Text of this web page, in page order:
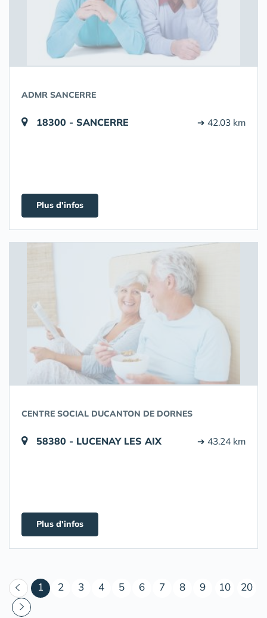
ADMR SANCERRE
18300 - SANCERRE ➔ 42.03 km
Plus d'infos
CENTRE SOCIAL DUCANTON DE DORNES
58380 - LUCENAY LES AIX ➔ 43.24 km
Plus d'infos
1 (courant)
2 3 4 5 6 7 8 9 10 20